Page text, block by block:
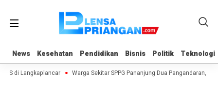
News Kesehatan Pendidikan Bisnis Politik Teknologi
News Kesehatan Pendidikan Bisnis Politik Teknologi
di Langkaplancar Warga Sekitar SPPG Pananjung Dua Pangandaran,